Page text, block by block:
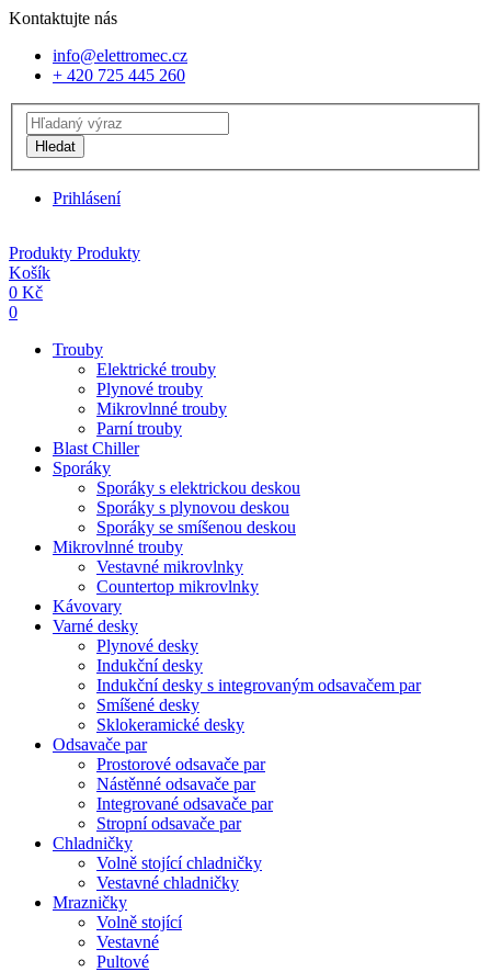
Kontaktujte nás
info@elettromec.cz
+ 420 725 445 260
Hledat
Prihlásení
Produkty Produkty
Košík
0 Kč
0
Trouby
Elektrické trouby
Plynové trouby
Mikrovlnné trouby
Parní trouby
Blast Chiller
Sporáky
Sporáky s elektrickou deskou
Sporáky s plynovou deskou
Sporáky se smíšenou deskou
Mikrovlnné trouby
Vestavné mikrovlnky
Countertop mikrovlnky
Kávovary
Varné desky
Plynové desky
Indukční desky
Indukční desky s integrovaným odsavačem par
Smíšené desky
Sklokeramické desky
Odsavače par
Prostorové odsavače par
Nástěnné odsavače par
Integrované odsavače par
Stropní odsavače par
Chladničky
Volně stojící chladničky
Vestavné chladničky
Mrazničky
Volně stojící
Vestavné
Pultové